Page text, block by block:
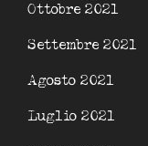
Ottobre 2021
Settembre 2021
Agosto 2021
Luglio 2021